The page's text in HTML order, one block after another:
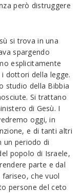
però distruggere
si trova in una
spargendo
esplicitamente
dottori della legge.
studio della Bibbia
Si trattano
di Gesù. I
oggi, in
e di tanti altri
un periodo di
popolo di Israele,
parte e dal
che vuol
persone del ceto